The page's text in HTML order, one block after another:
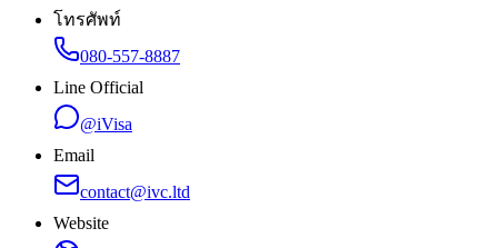
โทรศัพท์
080-557-8887
Line Official
@iVisa
Email
contact@ivc.ltd
Website